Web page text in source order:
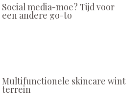
Social media-moe? Tijd voor
een andere go-to
Multifunctionele skincare wint
terrein